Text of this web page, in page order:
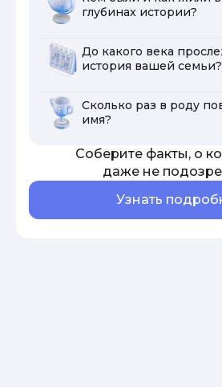
глубинах истории?
До какого века
история вашей семьи?
Сколько раз в роду
имя?
Соберите факты, о
даже не
Узнать